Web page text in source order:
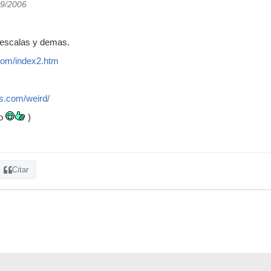
2006
y demas.
index2.htm
weird/
)
Citar